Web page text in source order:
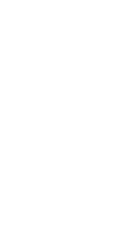
った友人やパートナ
探すことで、多く
、地域における「鹿
通の趣味を持つ人を